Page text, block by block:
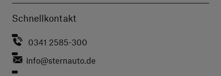
Schnellkontakt
0341 2585-300
info@sternauto.de